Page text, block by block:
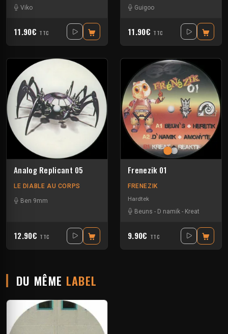
Viko
11.90€ TTC
Guigoo
11.90€ TTC
Analog Replicant 05
LE DIABLE AU CORPS
Ben 9mm
12.90€ TTC
Frenezik 01
FRENEZIK
Hardtek
Beuns - D namik - Kreat
9.90€ TTC
DU MÊME LABEL